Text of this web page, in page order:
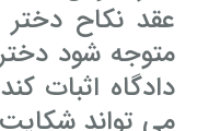
عقد نکاح
متوجه شود دختر
دادگاه اثبات
می تواند